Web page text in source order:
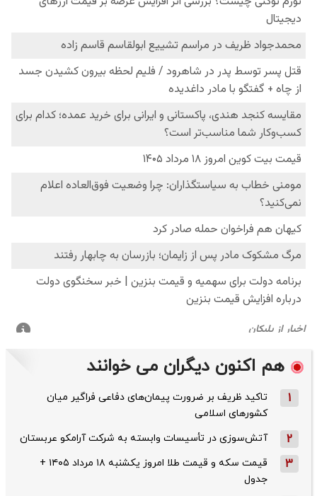
هم اکنون دیگران می خوانند
1
تاکید ظریف بر ضرورت پیمان‌های دفاعی فراگیر میان
کشورهای اسلامی
2 آتش‌سوزی در تأسیسات وابسته به شرکت آرامکو عربستان
3
قیمت سکه و قیمت طلا امروز یکشنبه ۱۸ مرداد ۱۴۰۵ +
جدول